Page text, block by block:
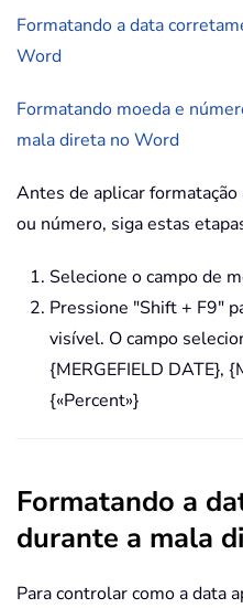
Formatando a data
Word
Formatando moeda e
mala direta no Word
Antes de aplicar
ou número, siga estas
Selecione o campo de
Pressione "Shift + F9"
visível. O campo
{MERGEFIELD DATE},
{«Percent»}
Formatando a
durante a mala
Para controlar como a data